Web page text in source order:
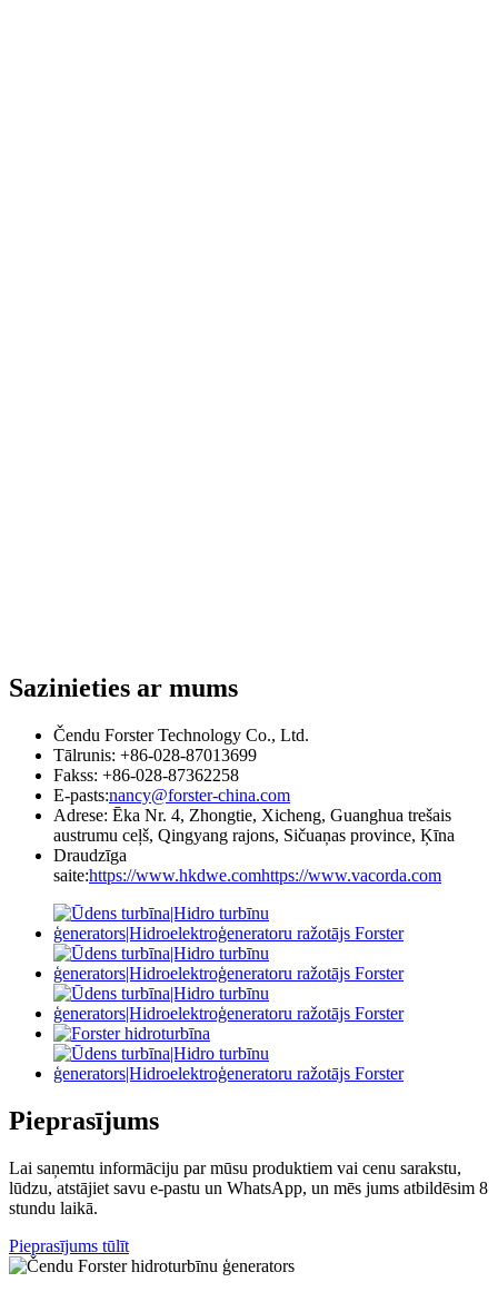
Sazinieties ar mums
Čendu Forster Technology Co., Ltd.
Tālrunis: +86-028-87013699
Fakss: +86-028-87362258
E-pasts:nancy@forster-china.com
Adrese: Ēka Nr. 4, Zhongtie, Xicheng, Guanghua trešais
austrumu ceļš, Qingyang rajons, Sičuaņas province, Ķīna
Draudzīga
saite:https://www.hkdwe.comhttps://www.vacorda.com
Pieprasījums
Lai saņemtu informāciju par mūsu produktiem vai cenu sarakstu,
lūdzu, atstājiet savu e-pastu un WhatsApp, un mēs jums atbildēsim 8
stundu laikā.
Pieprasījums tūlīt